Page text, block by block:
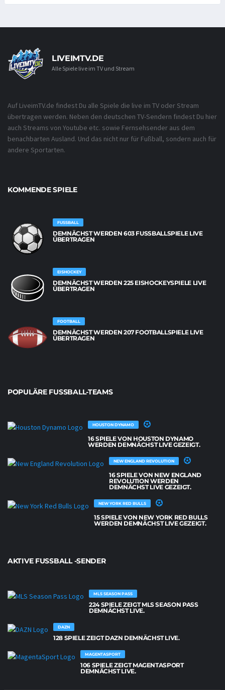
LIVEIMTV.DE
Alle Spiele live im TV und Stream
Auf LiveimTV.de findest Du alle Spiele die live im TV oder Stream
übertragen werden. Neben den deutschen TV-Sendern findest Du hier
auch Streams von Youtube etc. sowie Fernsehsender aus dem
benachbarten Ausland. Und das nicht nur für Fußball, sondern auch für
andere Sportarten.
KOMMENDE SPIELE
FUSSBALL
DEMNÄCHST WERDEN 603 FUSSBALLSPIELE LIVE Ü
BERTRAGEN
EISHOCKEY
DEMNÄCHST WERDEN 225 EISHOCKEYSPIELE LIVE
ÜBERTRAGEN
FOOTBALL
DEMNÄCHST WERDEN 207 FOOTBALLSPIELE LIVE
ÜBERTRAGEN
POPULÄRE FUSSBALL-TEAMS
HOUSTON DYNAMO
16 SPIELE VON HOUSTON DYNAMO
WERDEN DEMNÄCHST LIVE GEZEIGT.
NEW ENGLAND REVOLUTION
16 SPIELE VON NEW ENGLAND
REVOLUTION WERDEN
DEMNÄCHST LIVE GEZEIGT.
NEW YORK RED BULLS
15 SPIELE VON NEW YORK RED BULLS
WERDEN DEMNÄCHST LIVE GEZEIGT.
AKTIVE FUSSBALL -SENDER
MLS SEASON PASS
224 SPIELE ZEIGT MLS SEASON PASS
DEMNÄCHST LIVE.
DAZN
128 SPIELE ZEIGT DAZN DEMNÄCHST LIVE.
MAGENTASPORT
106 SPIELE ZEIGT MAGENTASPORT
DEMNÄCHST LIVE.